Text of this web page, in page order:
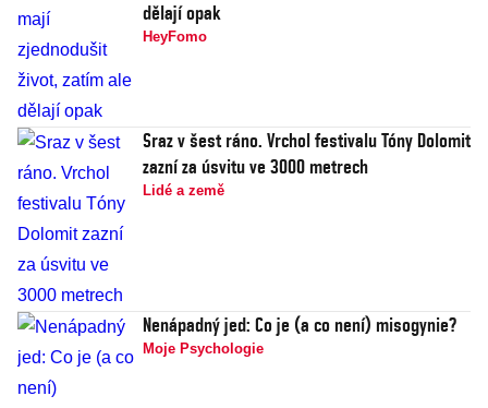
dělají opak
HeyFomo
Sraz v šest ráno. Vrchol festivalu Tóny Dolomit
zazní za úsvitu ve 3000 metrech
Lidé a země
Nenápadný jed: Co je (a co není) misogynie?
Moje Psychologie